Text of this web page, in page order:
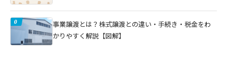
事業譲渡とは？株式譲渡との違い・手続き・税金をわ
かりやすく解説【図解】